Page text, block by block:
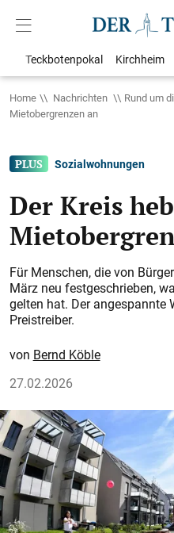
Teckbotenpokal Kirchheim
Home Nachrichten Rund um
Mietobergrenzen an
Sozialwohnungen
Der Kreis
Für Menschen, die von
März neu festgeschrieben,
gelten hat. Der
Preistreiber.
Bernd Köble
27.02.2026